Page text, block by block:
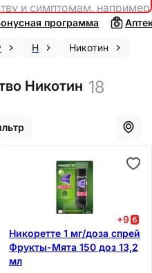
и симптомам,
программа
Н Никотин
Никотин 18
+9
Никоретте 1 мг/доза спрей
Фрукты-Мята 150 доз 13,2
мл